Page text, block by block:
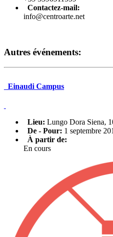
Contactez-mail:
info@centroarte.net
Autres événements:
Einaudi Campus
Lieu: Lungo Dora Siena,
De - Pour: 1 septembre
À partir de:
En cours